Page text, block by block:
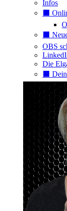
Infos
⬛️
⬛️
OBS
Die
⬛️